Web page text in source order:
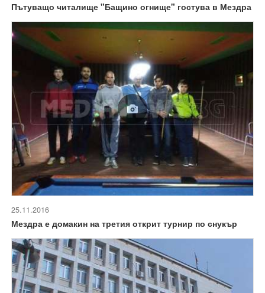
Пътуващо читалище "Бащино огнище" гостува в Мездра
25.11.2016
Мездра е домакин на третия открит турнир по снукър